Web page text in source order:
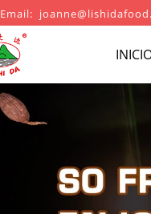
Email: